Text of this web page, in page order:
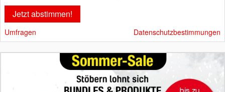
Umfragen Datenschutzbestimmungen